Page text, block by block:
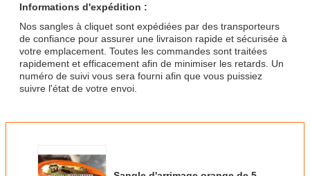
Informations d'expédition :
Nos sangles à cliquet sont expédiées par des transporteurs
de confiance pour assurer une livraison rapide et sécurisée à
votre emplacement. Toutes les commandes sont traitées
rapidement et efficacement afin de minimiser les retards. Un
numéro de suivi vous sera fourni afin que vous puissiez
suivre l'état de votre envoi.